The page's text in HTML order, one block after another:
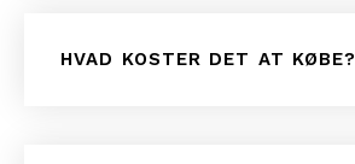
HVAD KOSTER DET AT KØBE?